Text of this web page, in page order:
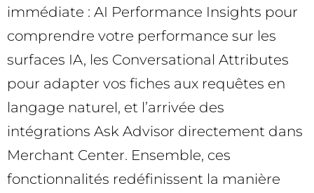
immédiate : AI Performance Insights pour
comprendre votre performance sur les
surfaces IA, les Conversational Attributes
pour adapter vos fiches aux requêtes en
langage naturel, et l’arrivée des
intégrations Ask Advisor directement dans
Merchant Center. Ensemble, ces
fonctionnalités redéfinissent la manière